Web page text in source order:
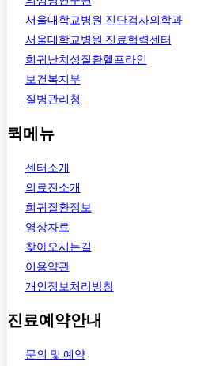
서울대학교병원 진단검사의학과
서울대학교병원 진료협력센터
희귀난치성질환헬프라인
보건복지부
질병관리청
퀵메뉴
센터소개
의료진소개
희귀질환정보
영상자료
찾아오시는길
이용약관
개인정보처리방침
진료예약안내
문의 및 예약